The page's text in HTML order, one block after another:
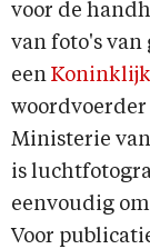
voor de
van foto's van
een Koninklijk
woordvoerder
Ministerie
is
eenvoudig
Voor